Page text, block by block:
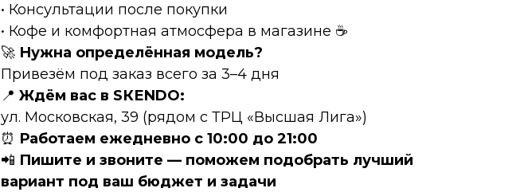
• Консультации после покупки
• Кофе и комфортная атмосфера в магазине ☕
🚀 Нужна определённая модель?
Привезём под заказ всего за 3–4 дня
📍 Ждём вас в SКЕNDО:
ул. Московская, 39 (рядом с ТРЦ «Высшая Лига»)
⏰ Работаем ежедневно с 10:00 до 21:00
📲 Пишите и звоните — поможем подобрать лучший
вариант под ваш бюджет и задачи